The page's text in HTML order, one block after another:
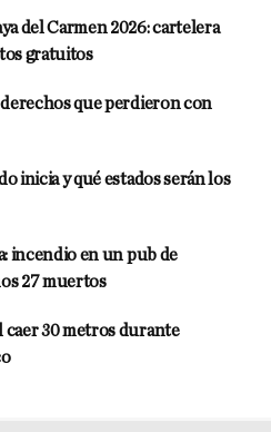
del Carmen 2026: cartelera
gratuitos
que perdieron con
inicia y qué estados serán los
incendio en un pub de
27 muertos
caer 30 metros durante